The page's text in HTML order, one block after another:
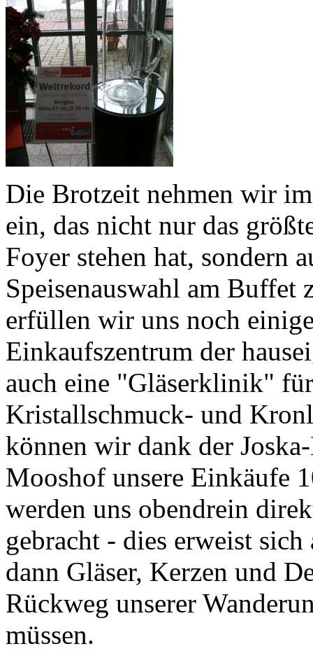
Die Brotzeit nehmen wir
ein, das nicht nur das
Foyer stehen hat, sondern
Speisenauswahl am Buffet
erfüllen wir uns noch
Einkaufszentrum der
auch eine "Gläserklinik"
Kristallschmuck- und
können wir dank der
Mooshof unsere Einkäufe
werden uns obendrein
gebracht - dies erweist
dann Gläser, Kerzen und
Rückweg unserer
müssen.